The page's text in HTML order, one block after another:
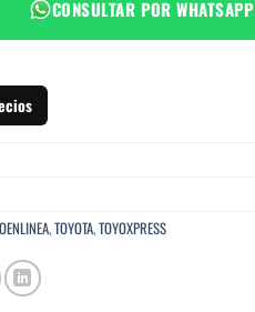
CONSULTAR POR WHATSAPP
,TOYOTA,TOYOXPRESS